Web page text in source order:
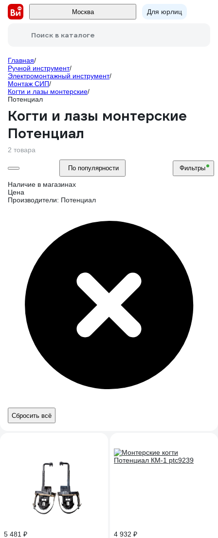
Москва Для юрлиц
Поиск в каталоге
Главная/
Ручной инструмент/
Электромонтажный инструмент/
Монтаж СИП/
Когти и лазы монтерские/
Потенциал
Когти и лазы монтерские
Потенциал
2 товара
По популярности Фильтры
Наличие в магазинах
Цена
Производители: Потенциал
Сбросить всё
5 481 ₽
4 932 ₽